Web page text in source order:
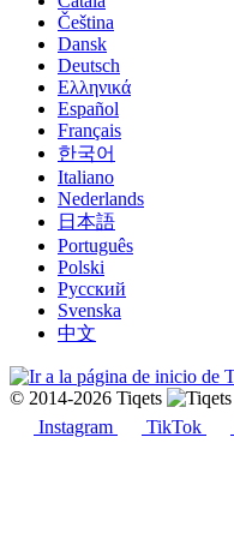
Čeština
Dansk
Deutsch
Ελληνικά
Español
Français
한국어
Italiano
Nederlands
日本語
Português
Polski
Русский
Svenska
中文
© 2014-2026 Tiqets
Instagram
TikTok